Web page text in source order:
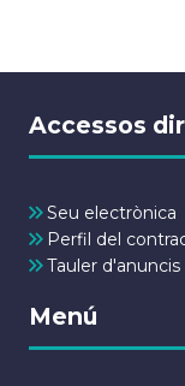
Accessos
Seu electrònica
Perfil del
Tauler d'anuncis
Menú